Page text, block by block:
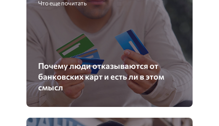
Что еще почитать
Почему люди отказываются от
банковских карт и есть ли в этом
смысл